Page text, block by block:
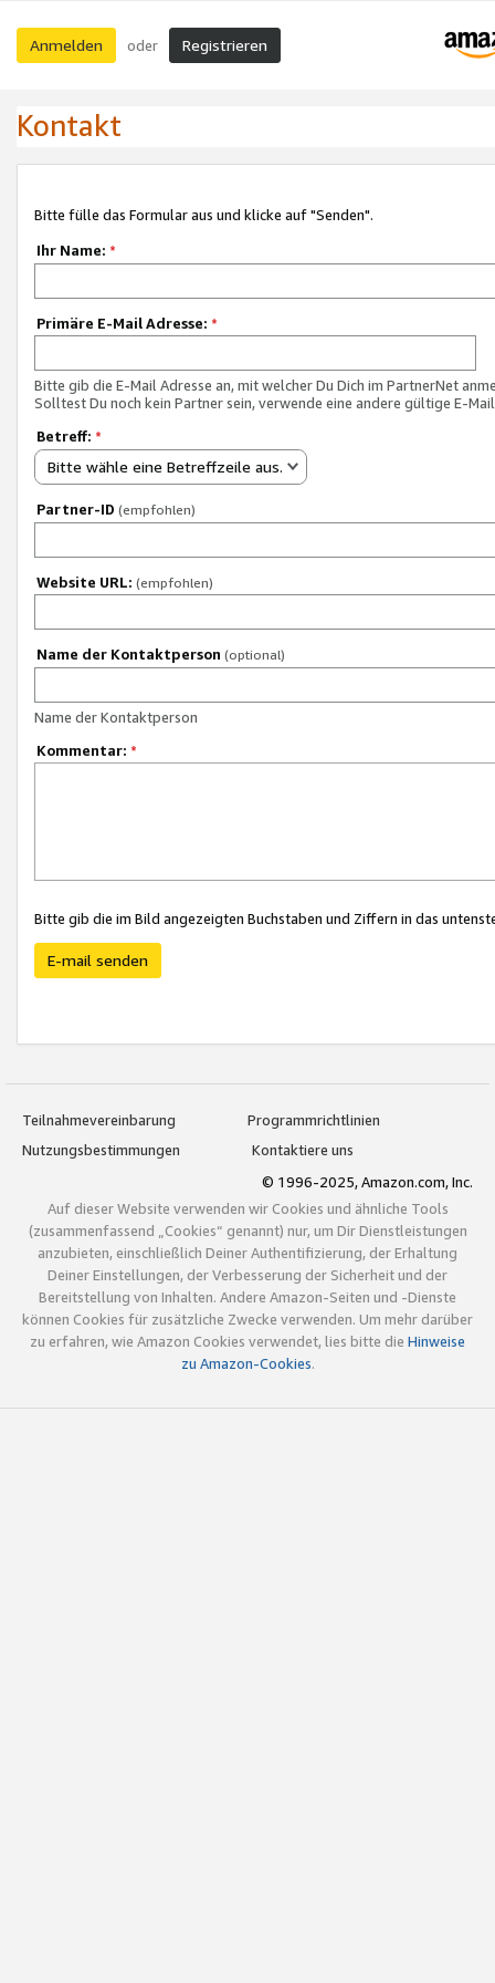
Anmelden oder Registrieren
Kontakt
Bitte fülle das Formular aus und klicke auf "Senden".
Ihr Name: *
Primäre E-Mail Adresse: *
Bitte gib die E-Mail Adresse an, mit welcher Du Dich im PartnerNet
Solltest Du noch kein Partner sein, verwende eine andere gültige E-
Betreff: *
Bitte wähle eine Betreffzeile aus.
Partner-ID (empfohlen)
Website URL: (empfohlen)
Name der Kontaktperson (optional)
Name der Kontaktperson
Kommentar: *
Bitte gib die im Bild angezeigten Buchstaben und Ziffern in das
E-mail senden
Teilnahmevereinbarung
Programmrichtlinien
Nutzungsbestimmungen
Kontaktiere uns
© 1996-2025, Amazon.com, Inc.
Auf dieser Website verwenden wir Cookies und ähnliche Tools
(zusammenfassend „Cookies“ genannt) nur, um Dir Dienstleistungen
anzubieten, einschließlich Deiner Authentifizierung, der Erhaltung
Deiner Einstellungen, der Verbesserung der Sicherheit und der
Bereitstellung von Inhalten. Andere Amazon-Seiten und -Dienste
können Cookies für zusätzliche Zwecke verwenden. Um mehr darüber
zu erfahren, wie Amazon Cookies verwendet, lies bitte die Hinweise
zu Amazon-Cookies.